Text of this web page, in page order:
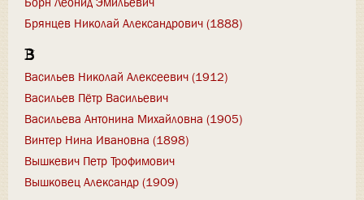
Брянцев Николай Александрович (1888)
В
Васильев Николай Алексеевич (1912)
Васильев Пётр Васильевич
Васильева Антонина Михайловна (1905)
Винтер Нина Ивановна (1898)
Вышкевич Петр Трофимович
Вышковец Александр (1909)